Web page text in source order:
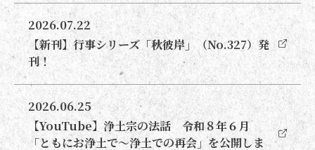
【新刊】行事シリーズ「秋彼岸」（No.327）発
刊！
2026.07.22
【YouTube】浄土宗の法話 令和８年６月
「ともにお浄土で～浄土での再会」を公開しま
2026.06.25